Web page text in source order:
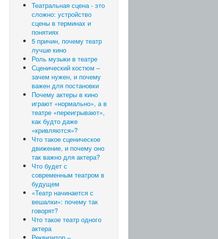
Театральная сцена - это
сложно: устройство
сцены в терминах и
понятиях
5 причин, почему театр
лучше кино
Роль музыки в театре
Сценический костюм –
зачем нужен, и почему
важен для постановки
Почему актеры в кино
играют «нормально», а в
театре «переигрывают»,
как будто даже
«кривляются»?
Что такое сценическое
движение, и почему оно
так важно для актера?
Что будет с
современным театром в
будущем
«Театр начинается с
вешалки»: почему так
говорят?
Что такое театр одного
актера